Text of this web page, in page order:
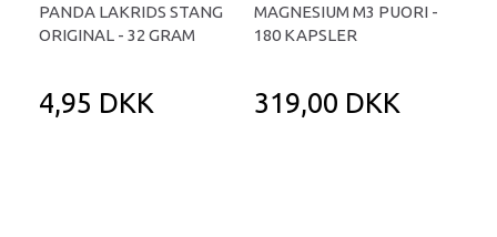
PANDA LAKRIDS STANG
ORIGINAL - 32 GRAM
4,95 DKK
MAGNESIUM M3 PUORI -
180 KAPSLER
319,00 DKK